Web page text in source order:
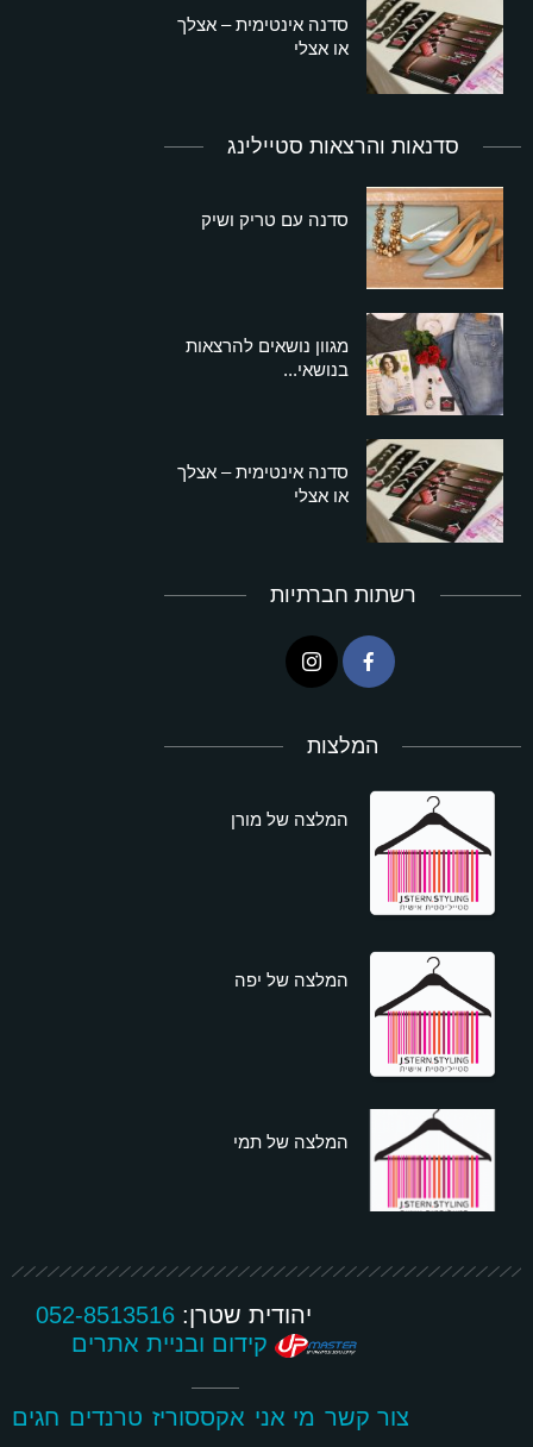
סדנה אינטימית – אצלך
או אצלי
סדנאות והרצאות סטיילינג
סדנה עם טריק ושיק
מגוון נושאים להרצאות
בנושאי...
סדנה אינטימית – אצלך
או אצלי
רשתות חברתיות
המלצות
המלצה של מורן
המלצה של יפה
המלצה של תמי
יהודית שטרן: 052-8513516
קידום ובניית אתרים
צור קשר מי אני אקססוריז טרנדים חגים